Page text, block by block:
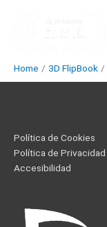
Home 3D FlipBook
Política de Cookies
Política de Privacidad
Accesibilidad